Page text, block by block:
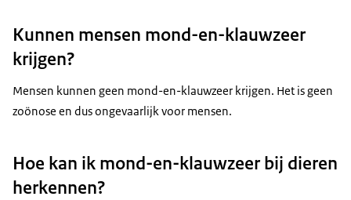
Kunnen mensen mond-en-klauwzeer
krijgen?
Mensen kunnen geen mond-en-klauwzeer krijgen. Het is geen
zoönose en dus ongevaarlijk voor mensen.
Hoe kan ik mond-en-klauwzeer bij dieren
herkennen?